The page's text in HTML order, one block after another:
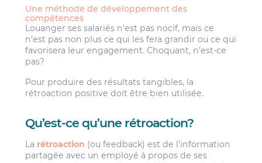
Une méthode de développement des
compétences
Louanger ses salariés n’est pas nocif, mais ce
n’est pas non plus ce qui les fera grandir ou ce qui
favorisera leur engagement. Choquant, n’est-ce
pas?
Pour produire des résultats tangibles, la
rétroaction positive doit être bien utilisée.
Qu’est-ce qu’une rétroaction?
La rétroaction (ou feedback) est de l’information
partagée avec un employé à propos de ses